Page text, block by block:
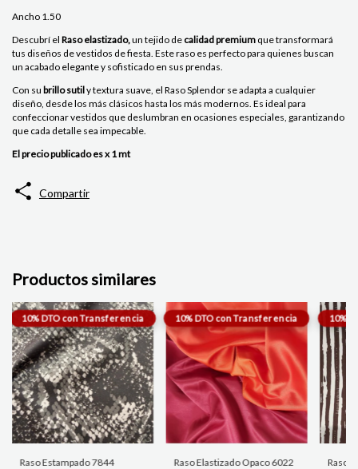
Ancho 1.50
Descubrí el Raso elastizado, un tejido de calidad premium que transformará
tus diseños de vestidos de fiesta. Este raso es perfecto para quienes buscan
un acabado elegante y sofisticado en sus prendas.
Con su brillo sutily textura suave, el Raso Splendor se adapta a cualquier
diseño, desde los más clásicos hasta los más modernos. Es ideal para
confeccionar vestidos que deslumbran en ocasiones especiales, garantizando
que cada detalle sea impecable.
El precio publicado es x 1 mt
Compartir
Productos similares
Raso Estampado 7844 Raso Elastizado Opaco 6022 Raso